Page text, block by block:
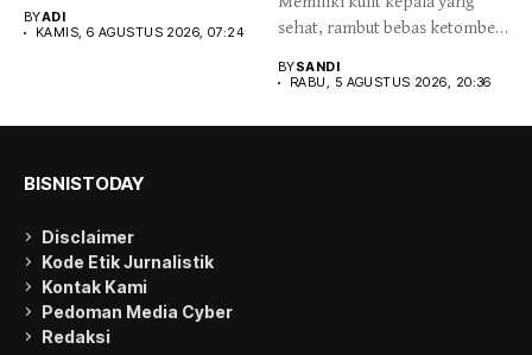
sejumlah...
BYADI
KAMIS, 6 AGUSTUS 2026, 07:24
sehat, rambut bebas ketombe
BYSANDI
RABU, 5 AGUSTUS 2026, 20:36
BISNISTODAY
Disclaimer
Kode Etik Jurnalistik
Kontak Kami
Pedoman Media Cyber
Redaksi